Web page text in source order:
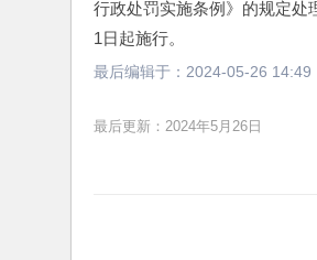
行政处罚实施条例》的规定处
1日起施行。
最后编辑于： 2024-05-26 14:49
最后更新：2024年5月26日